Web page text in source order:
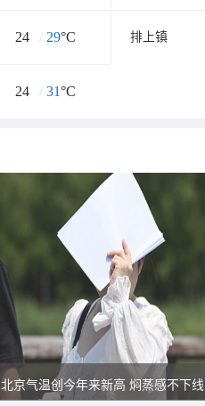
24 / 29°C 排上镇
24 / 31°C
北京气温创今年来新高 焖蒸感不下线